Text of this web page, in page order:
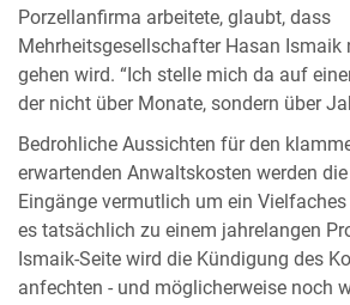
Porzellanfirma arbeitete, glaubt, dass
Mehrheitsgesellschafter Hasan
gehen wird. “Ich stelle mich da auf
der nicht über Monate, sondern über
Bedrohliche Aussichten für den
erwartenden Anwaltskosten werden
Eingänge vermutlich um ein
es tatsächlich zu einem jahrelangen
Ismaik-Seite wird die Kündigung des
anfechten - und möglicherweise noch